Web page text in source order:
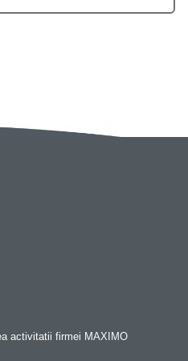
activitatii firmei MAXIMO